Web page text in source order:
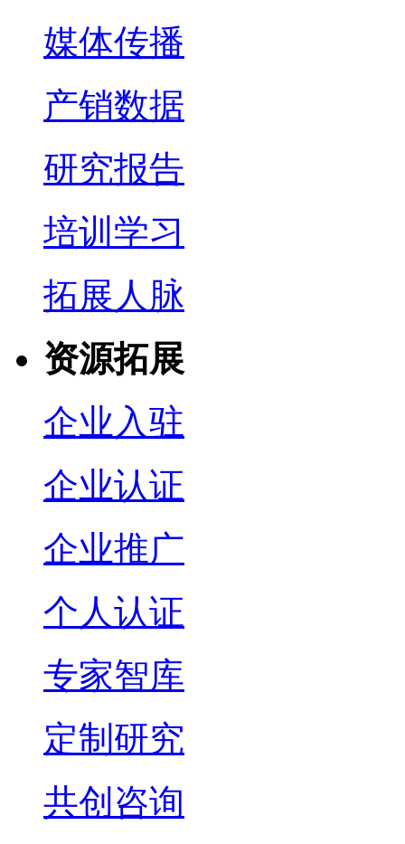
媒体传播
产销数据
研究报告
培训学习
拓展人脉
资源拓展
企业入驻
企业认证
企业推广
个人认证
专家智库
定制研究
共创咨询